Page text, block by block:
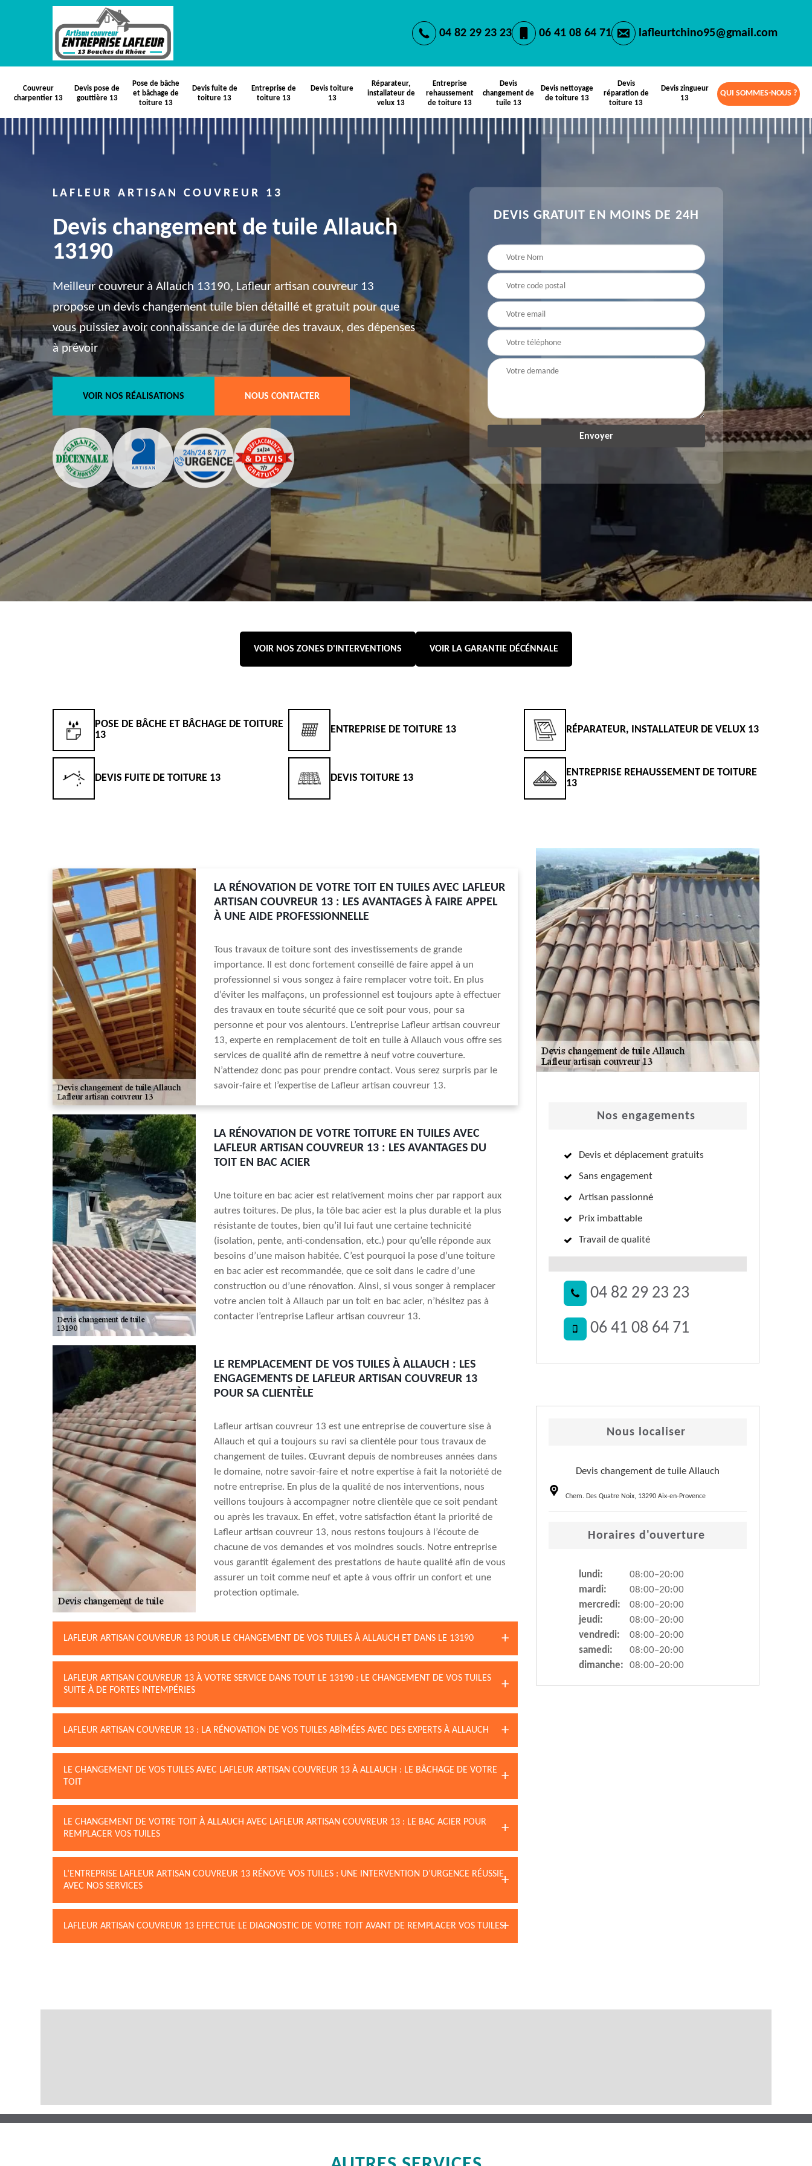
04 82 29 23 23 06 41 08 64 71 lafleurtchino95@gmail.com
Couvreur
charpentier 13
Devis pose de
gouttière 13
Pose de bâche
et bâchage de
toiture 13
Devis fuite de
toiture 13
Entreprise de
toiture 13
Devis toiture
13
Réparateur,
installateur de
velux 13
Entreprise
rehaussement
de toiture 13
Devis
changement de
tuile 13
Devis nettoyage
de toiture 13
Devis
réparation de
toiture 13
Devis zingueur
13
QUI SOMMES-NOUS ?
LAFLEUR ARTISAN COUVREUR 13
Devis changement de tuile Allauch
13190
Meilleur couvreur à Allauch 13190, Lafleur artisan couvreur 13
propose un devis changement tuile bien détaillé et gratuit pour que
vous puissiez avoir connaissance de la durée des travaux, des dépenses
à prévoir
VOIR NOS RÉALISATIONS NOUS CONTACTER
DEVIS GRATUIT EN MOINS DE 24H
VOIR NOS ZONES D'INTERVENTIONS VOIR LA GARANTIE DÉCÉNNALE
POSE DE BÂCHE ET BÂCHAGE DE TOITURE
13
DEVIS FUITE DE TOITURE 13
ENTREPRISE DE TOITURE 13
DEVIS TOITURE 13
RÉPARATEUR, INSTALLATEUR DE VELUX 13
ENTREPRISE REHAUSSEMENT DE TOITURE
13
LA RÉNOVATION DE VOTRE TOIT EN TUILES AVEC LAFLEUR
ARTISAN COUVREUR 13 : LES AVANTAGES À FAIRE APPEL
À UNE AIDE PROFESSIONNELLE
Tous travaux de toiture sont des investissements de grande
importance. Il est donc fortement conseillé de faire appel à un
professionnel si vous songez à faire remplacer votre toit. En plus
d’éviter les malfaçons, un professionnel est toujours apte à effectuer
des travaux en toute sécurité que ce soit pour vous, pour sa
personne et pour vos alentours. L’entreprise Lafleur artisan couvreur
13, experte en remplacement de toit en tuile à Allauch vous offre ses
services de qualité afin de remettre à neuf votre couverture.
N’attendez donc pas pour prendre contact. Vous serez surpris par le
savoir-faire et l’expertise de Lafleur artisan couvreur 13.
LA RÉNOVATION DE VOTRE TOITURE EN TUILES AVEC
LAFLEUR ARTISAN COUVREUR 13 : LES AVANTAGES DU
TOIT EN BAC ACIER
Une toiture en bac acier est relativement moins cher par rapport aux
autres toitures. De plus, la tôle bac acier est la plus durable et la plus
résistante de toutes, bien qu’il lui faut une certaine technicité
(isolation, pente, anti-condensation, etc.) pour qu’elle réponde aux
besoins d’une maison habitée. C’est pourquoi la pose d’une toiture
en bac acier est recommandée, que ce soit dans le cadre d’une
construction ou d’une rénovation. Ainsi, si vous songer à remplacer
votre ancien toit à Allauch par un toit en bac acier, n’hésitez pas à
contacter l’entreprise Lafleur artisan couvreur 13.
LE REMPLACEMENT DE VOS TUILES À ALLAUCH : LES
ENGAGEMENTS DE LAFLEUR ARTISAN COUVREUR 13
POUR SA CLIENTÈLE
Lafleur artisan couvreur 13 est une entreprise de couverture sise à
Allauch et qui a toujours su ravi sa clientèle pour tous travaux de
changement de tuiles. Œuvrant depuis de nombreuses années dans
le domaine, notre savoir-faire et notre expertise à fait la notoriété de
notre entreprise. En plus de la qualité de nos interventions, nous
veillons toujours à accompagner notre clientèle que ce soit pendant
ou après les travaux. En effet, votre satisfaction étant la priorité de
Lafleur artisan couvreur 13, nous restons toujours à l’écoute de
chacune de vos demandes et vos moindres soucis. Notre entreprise
vous garantit également des prestations de haute qualité afin de vous
assurer un toit comme neuf et apte à vous offrir un confort et une
protection optimale.
LAFLEUR ARTISAN COUVREUR 13 POUR LE CHANGEMENT DE VOS TUILES À ALLAUCH ET DANS LE 13190
LAFLEUR ARTISAN COUVREUR 13 À VOTRE SERVICE DANS TOUT LE 13190 : LE CHANGEMENT DE VOS TUILES
SUITE À DE FORTES INTEMPÉRIES
LAFLEUR ARTISAN COUVREUR 13 : LA RÉNOVATION DE VOS TUILES ABÎMÉES AVEC DES EXPERTS À ALLAUCH
LE CHANGEMENT DE VOS TUILES AVEC LAFLEUR ARTISAN COUVREUR 13 À ALLAUCH : LE BÂCHAGE DE VOTRE
TOIT
LE CHANGEMENT DE VOTRE TOIT À ALLAUCH AVEC LAFLEUR ARTISAN COUVREUR 13 : LE BAC ACIER POUR
REMPLACER VOS TUILES
L’ENTREPRISE LAFLEUR ARTISAN COUVREUR 13 RÉNOVE VOS TUILES : UNE INTERVENTION D’URGENCE RÉUSSIE
AVEC NOS SERVICES
LAFLEUR ARTISAN COUVREUR 13 EFFECTUE LE DIAGNOSTIC DE VOTRE TOIT AVANT DE REMPLACER VOS TUILES
Nos engagements
Devis et déplacement gratuits
Sans engagement
Artisan passionné
Prix imbattable
Travail de qualité
04 82 29 23 23
06 41 08 64 71
Nous localiser
Devis changement de tuile Allauch
Chem. Des Quatre Noix, 13290 Aix-en-Provence
Horaires d'ouverture
lundi:
08:00–20:00
mardi:
08:00–20:00
mercredi:
08:00–20:00
jeudi:
08:00–20:00
vendredi:
08:00–20:00
samedi:
08:00–20:00
dimanche:
08:00–20:00